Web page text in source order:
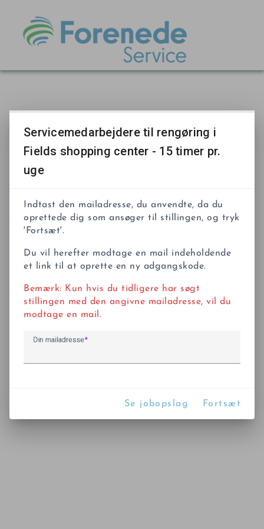
Servicemedarbejdere til rengøring i
Fields shopping center - 15 timer pr.
uge
Indtast den mailadresse, du anvendte, da du
oprettede dig som ansøger til stillingen, og tryk
'Fortsæt'.
Du vil herefter modtage en mail indeholdende
et link til at oprette en ny adgangskode.
Bemærk: Kun hvis du tidligere har søgt
stillingen med den angivne mailadresse, vil du
modtage en mail.
Din mailadresse
Se jobopslag Fortsæt